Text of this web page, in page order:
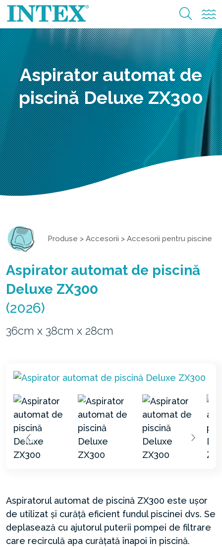
Aspirator automat de
piscină Deluxe ZX300
Produse > Accesorii > Accesorii pentru piscine
Aspirator automat de piscină
Deluxe ZX300
(2026)
36cm x 38cm x 28cm
Aspiratorul automat de piscină ZX300 este ușor
de utilizat și curăță eficient fundul piscinei dvs. Se
deplasează cu ajutorul puterii pompei de filtrare
care recirculă apa curățată înapoi în piscină.